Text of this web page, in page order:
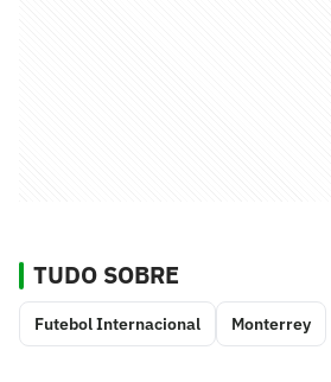
TUDO SOBRE
Futebol Internacional Monterrey